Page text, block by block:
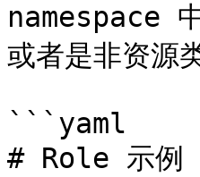
namespace
或者是非资
```yaml
# Role 示例